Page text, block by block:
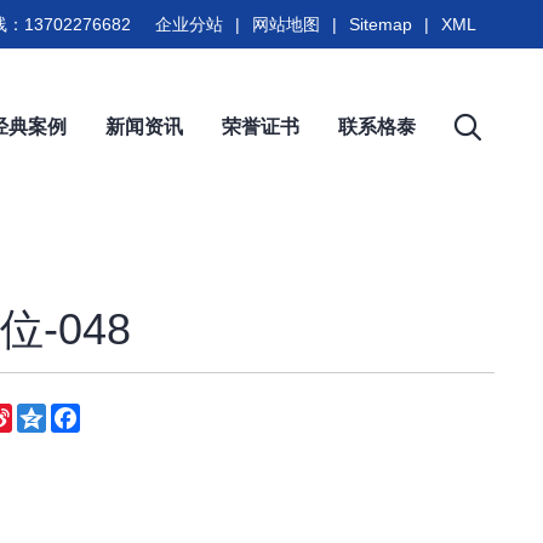
典案例 新闻资讯 荣誉证书 联系格泰
13702276682 企业分站 | 网站地图 | Sitemap | XML
-048
Sina
Weibo
QzoneFacebook